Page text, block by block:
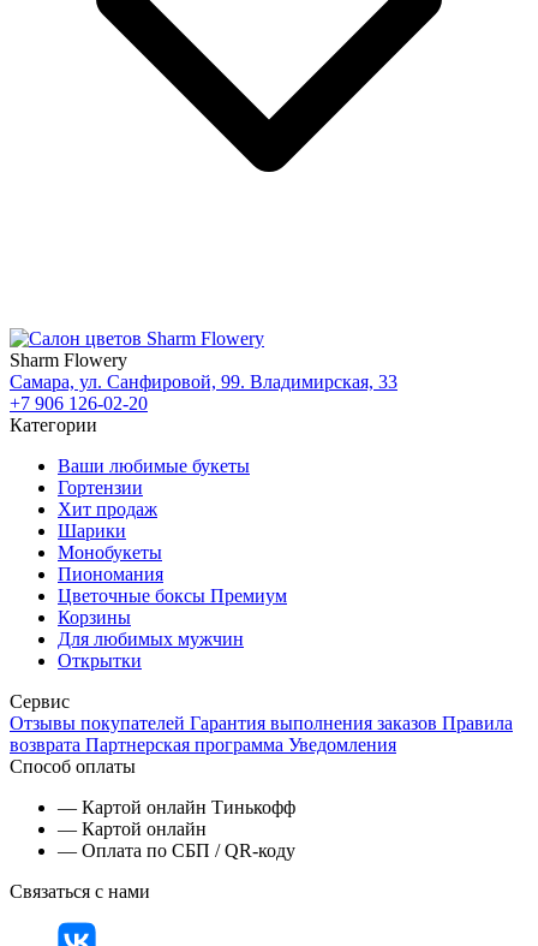
Sharm Flowery
Самара, ул. Санфировой, 99. Владимирская, 33
+7 906 126-02-20
Категории
Ваши любимые букеты
Гортензии
Хит продаж
Шарики
Монобукеты
Пиономания
Цветочные боксы Премиум
Корзины
Для любимых мужчин
Открытки
Сервис
Отзывы покупателей Гарантия выполнения заказов Правила
возврата Партнерская программа Уведомления
Способ оплаты
— Картой онлайн Тинькофф
— Картой онлайн
— Оплата по СБП / QR-коду
Связаться с нами